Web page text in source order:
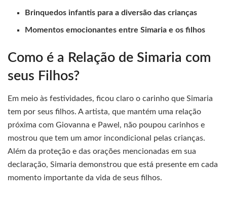
Brinquedos infantis para a diversão das crianças
Momentos emocionantes entre Simaria e os filhos
Como é a Relação de Simaria com
seus Filhos?
Em meio às festividades, ficou claro o carinho que Simaria
tem por seus filhos. A artista, que mantém uma relação
próxima com Giovanna e Pawel, não poupou carinhos e
mostrou que tem um amor incondicional pelas crianças.
Além da proteção e das orações mencionadas em sua
declaração, Simaria demonstrou que está presente em cada
momento importante da vida de seus filhos.